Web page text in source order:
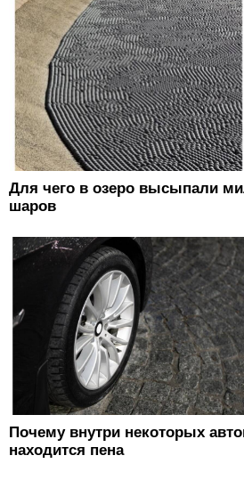
Для чего в озеро высыпали
шаров
Почему внутри некоторых
находится пена